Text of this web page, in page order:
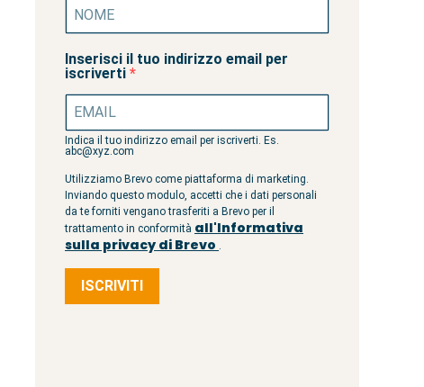
Inserisci il tuo indirizzo email per
iscriverti
Indica il tuo indirizzo email per iscriverti. Es.
abc@xyz.com
Utilizziamo Brevo come piattaforma di marketing.
Inviando questo modulo, accetti che i dati personali
da te forniti vengano trasferiti a Brevo per il
trattamento in conformità all'Informativa
sulla privacy di Brevo
ISCRIVITI